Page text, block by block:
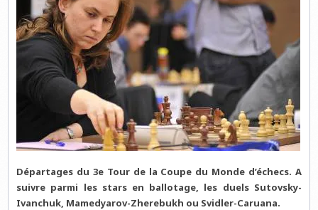
Départages du 3e Tour de la Coupe du Monde d’échecs. A
suivre parmi les stars en ballotage, les duels Sutovsky-
Ivanchuk, Mamedyarov-Zherebukh ou Svidler-Caruana.